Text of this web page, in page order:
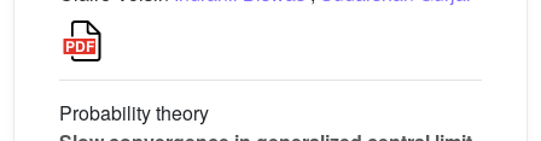
Probability theory